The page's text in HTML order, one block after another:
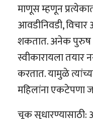
माणूस म्हणून
आवडीनिवडी,
शकतात. अनेक पुरुष
स्वीकारायला तयार
करतात. यामुळे
महिलांना एकटेपणा
चूक सुधारण्यासाठी: